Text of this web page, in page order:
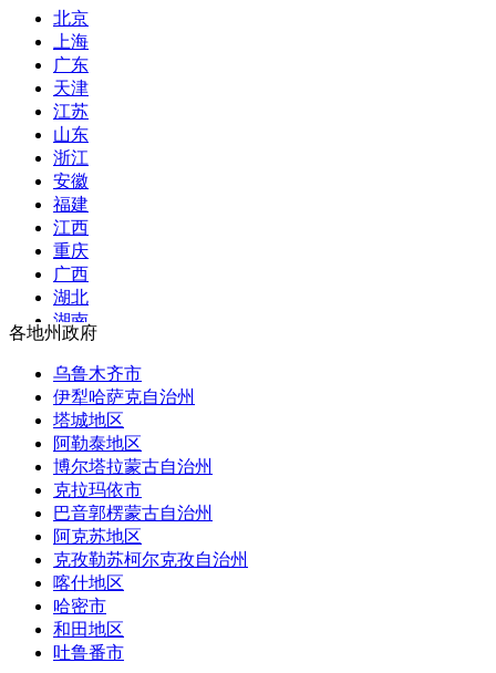
水利部
农业农村部
商务部
文化和旅游部
国家卫生健康委员会
退役军人事务部
应急管理部
人民银行
审计署
国家语言文字工作委员会
国家民族事务委员会
国家航天局
国家原子能机构
国家核安全局
国务院国有资产监督管理委员会
海关总署
国家税务总局
国家市场监督管理总局
国家广播电视总局
国家体育总局
国家统计局
国家国际发展合作署
国家医疗保障局
国务院参事室
国家机关事务管理局
国家认证认可监督管理委员会
国家标准化管理委员会
国家新闻出版署（国家版权局）
国家宗教事务局
北京
上海
广东
天津
江苏
山东
浙江
安徽
福建
江西
重庆
广西
湖北
湖南
河南
黑龙江
吉林
辽宁
内蒙古
河北
山西
四川
贵州
云南
海南
西藏
陕西
甘肃
各地州政府
乌鲁木齐市
伊犁哈萨克自治州
塔城地区
阿勒泰地区
博尔塔拉蒙古自治州
克拉玛依市
巴音郭楞蒙古自治州
阿克苏地区
克孜勒苏柯尔克孜自治州
喀什地区
哈密市
和田地区
吐鲁番市